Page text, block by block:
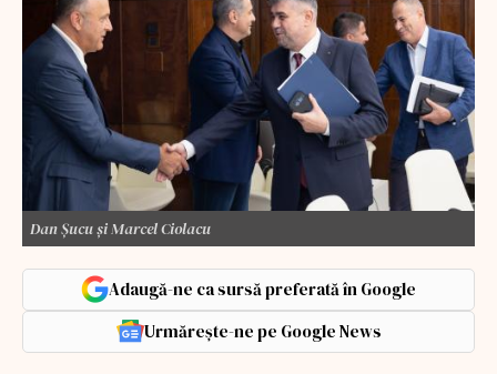
Dan Şucu şi Marcel Ciolacu
Adaugă-ne ca sursă preferată în Google
Urmărește-ne pe Google News